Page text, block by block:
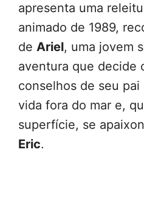
apresenta uma
animado de 1989,
de Ariel, uma jovem
aventura que decide
conselhos de seu
vida fora do mar e,
superfície, se
Eric.